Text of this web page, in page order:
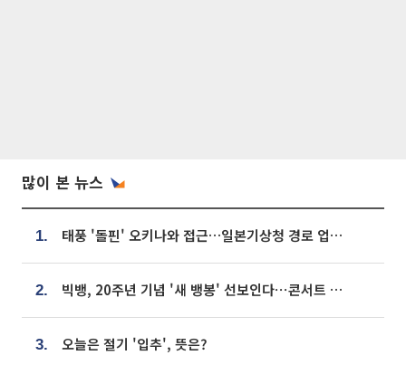
많이 본 뉴스
1. 태풍 '돌핀' 오키나와 접근…일본기상청 경로 업데이트
2. 빅뱅, 20주년 기념 '새 뱅봉' 선보인다⋯콘서트 앞두고 팝업 개최
3. 오늘은 절기 '입추', 뜻은?